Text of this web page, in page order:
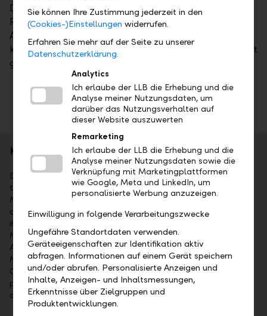
Die Laufzeit der Anleihe beträgt sieben Jahre, die
Rendite auf Verfall liegt bei 0.945 Prozent. Die
Anleihe wird ab dem 11. November 2025 an der SIX
kotiert (ISIN: CH1487332095) und im Sekundärmarkt
gehandelt.
Kurzporträt
Die Liechtensteinische Landesbank AG (LLB) ist das
traditionsreichste Finanzinstitut im Fürstentum Liechtenstein.
Mehrheitsaktionär ist das Land Liechtenstein. Die Aktien sind
an der SIX kotiert (Symbol: LLBN). Die LLB-Gruppe bietet
ihren Kunden umfassende Dienstleistungen im Wealth
Management an: als Universalbank, im Private Banking,
Asset Management sowie bei Fund Services. Mit 1'523
Mitarbeitenden ist sie in Liechtenstein, in der Schweiz, in
Österreich, in Deutschland, in Dubai und in Abu Dhabi
präsent. Per 31. Dezember 2025 lag das Geschäftsvolumen
der LLB-Gruppe bei CHF 125.9 Mia.
Sie können Ihre Zustimmung jederzeit in den
(Cookies-)Einstellungen widerrufen.
Erfahren Sie mehr auf der Seite zu unserer
Datenschutzerklärung.
Analytics
Ich erlaube der LLB die Erhebung und die
Analyse meiner Nutzungsdaten, um
darüber das Nutzungsverhalten auf
dieser Website auszuwerten
Remarketing
Ich erlaube der LLB die Erhebung und die
Analyse meiner Nutzungsdaten sowie die
Verknüpfung mit Marketingplattformen
wie Google, Meta und LinkedIn, um
personalisierte Werbung anzuzeigen.
Einwilligung in folgende Verarbeitungszwecke
Ungefähre Standortdaten verwenden.
Geräteeigenschaften zur Identifikation aktiv
abfragen. Informationen auf einem Gerät speichern
und/oder abrufen. Personalisierte Anzeigen und
Inhalte, Anzeigen- und Inhaltsmessungen,
Erkenntnisse über Zielgruppen und
Produktentwicklungen.